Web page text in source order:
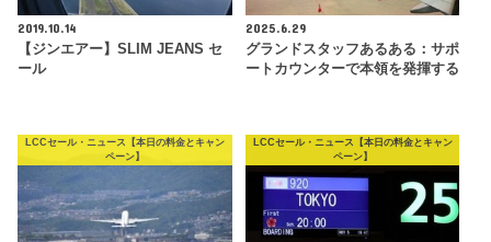
2019.10.14
【ジンエアー】SLIM JEANS セ
ール
2025.6.29
グランドスタッフあるある：サポ
ートカウンターで本領を発揮する
LCCセール・ニュース【本日の料金とキャン
ペーン】
LCCセール・ニュース【本日の料金とキャン
ペーン】